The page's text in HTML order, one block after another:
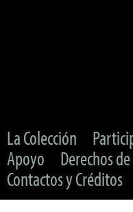
La Colección
Apoyo
Derechos
Contactos y Créditos